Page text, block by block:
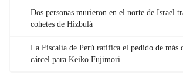
Dos personas murieron en el norte de Israel
cohetes de Hizbulá
La Fiscalía de Perú ratifica el pedido de más
cárcel para Keiko Fujimori